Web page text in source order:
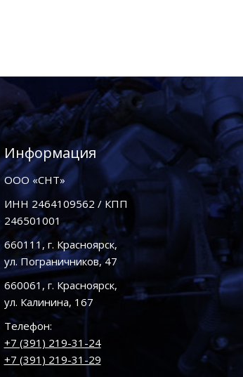
Информация
ООО «СНТ»
ИНН 2464109562 / КПП
246501001
660111, г. Красноярск,
ул. Пограничников, 47
660061, г. Красноярск,
ул. Калинина, 167
Телефон:
+7 (391) 219-31-24
+7 (391) 219-31-29